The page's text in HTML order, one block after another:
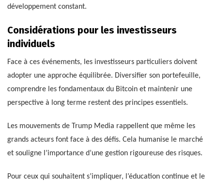
développement constant.
Considérations pour les investisseurs
individuels
Face à ces événements, les investisseurs particuliers doivent
adopter une approche équilibrée. Diversifier son portefeuille,
comprendre les fondamentaux du Bitcoin et maintenir une
perspective à long terme restent des principes essentiels.
Les mouvements de Trump Media rappellent que même les
grands acteurs font face à des défis. Cela humanise le marché
et souligne l’importance d’une gestion rigoureuse des risques.
Pour ceux qui souhaitent s’impliquer, l’éducation continue et le